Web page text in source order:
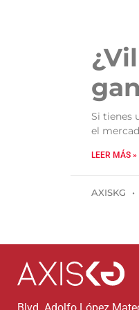
Si tienes
el
LEER MÁS »
AXISKG